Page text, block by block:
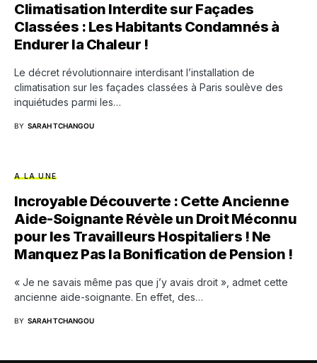
Climatisation Interdite sur Façades
Classées : Les Habitants Condamnés à
Endurer la Chaleur !
Le décret révolutionnaire interdisant l’installation de
climatisation sur les façades classées à Paris soulève des
inquiétudes parmi les…
BY SARAH TCHANGOU
A LA UNE
Incroyable Découverte : Cette Ancienne
Aide-Soignante Révèle un Droit Méconnu
pour les Travailleurs Hospitaliers ! Ne
Manquez Pas la Bonification de Pension !
« Je ne savais même pas que j’y avais droit », admet cette
ancienne aide-soignante. En effet, des…
BY SARAH TCHANGOU